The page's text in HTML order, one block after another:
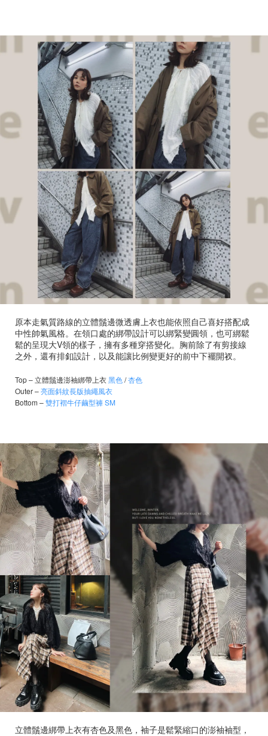
原本走氣質路線的立體鬚邊微透膚上衣也能依照自己喜好搭配成
中性帥氣風格。在領口處的綁帶設計可以綁緊變圓領，也可綁鬆
鬆的呈現大V領的樣子，擁有多種穿搭變化。胸前除了有剪接線
之外，還有排釦設計，以及能讓比例變更好的前中下襬開衩。
Top –立體鬚邊澎袖綁帶上衣黑色/杏色
Outer –亮面斜紋長版抽繩風衣
Bottom –雙打褶牛仔繭型褲 SM
立體鬚邊綁帶上衣有杏色及黑色，袖子是鬆緊縮口的澎袖袖型，